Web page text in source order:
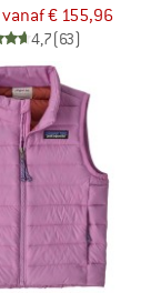
vanaf € 155,96
4,7(63)